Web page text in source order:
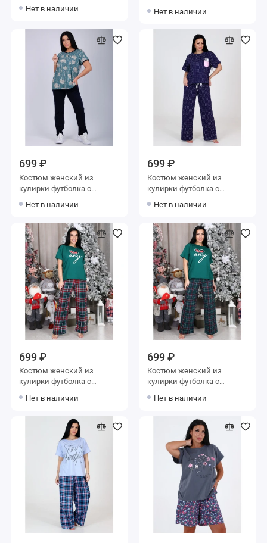
Нет в наличии Нет в наличии
699 ₽
Костюм женский из
кулирки футболка с
Нет в наличии
699 ₽
Костюм женский из
кулирки футболка с
Нет в наличии
699 ₽
Костюм женский из
кулирки футболка с
Красный Клетка
Нет в наличии
699 ₽
Костюм женский из
кулирки футболка с
Красный Клетка
Нет в наличии